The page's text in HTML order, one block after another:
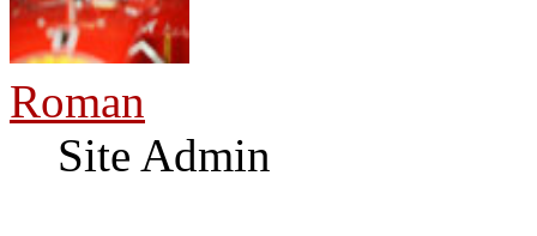
Roman
Site Admin